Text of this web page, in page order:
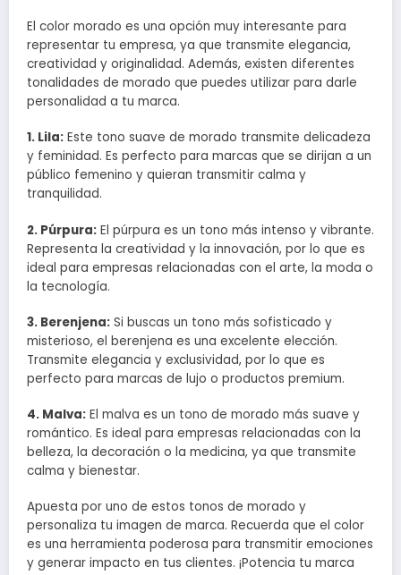
El color morado es una opción muy interesante para
representar tu empresa, ya que transmite elegancia,
creatividad y originalidad. Además, existen diferentes
tonalidades de morado que puedes utilizar para darle
personalidad a tu marca.
1. Lila: Este tono suave de morado transmite delicadeza
y feminidad. Es perfecto para marcas que se dirijan a un
público femenino y quieran transmitir calma y
tranquilidad.
2. Púrpura: El púrpura es un tono más intenso y vibrante.
Representa la creatividad y la innovación, por lo que es
ideal para empresas relacionadas con el arte, la moda o
la tecnología.
3. Berenjena: Si buscas un tono más sofisticado y
misterioso, el berenjena es una excelente elección.
Transmite elegancia y exclusividad, por lo que es
perfecto para marcas de lujo o productos premium.
4. Malva: El malva es un tono de morado más suave y
romántico. Es ideal para empresas relacionadas con la
belleza, la decoración o la medicina, ya que transmite
calma y bienestar.
Apuesta por uno de estos tonos de morado y
personaliza tu imagen de marca. Recuerda que el color
es una herramienta poderosa para transmitir emociones
y generar impacto en tus clientes. ¡Potencia tu marca